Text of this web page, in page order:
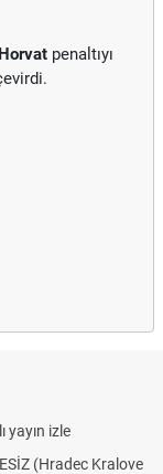
penaltıyı
yayın izle
(Hradec Kralove